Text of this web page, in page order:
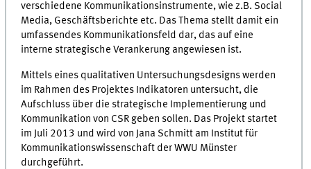
verschiedene Kommunikationsinstrumente, wie z.B. Social
Media, Geschäftsberichte etc. Das Thema stellt damit ein
umfassendes Kommunikationsfeld dar, das auf eine
interne strategische Verankerung angewiesen ist.
Mittels eines qualitativen Untersuchungsdesigns werden
im Rahmen des Projektes Indikatoren untersucht, die
Aufschluss über die strategische Implementierung und
Kommunikation von CSR geben sollen. Das Projekt startet
im Juli 2013 und wird von Jana Schmitt am Institut für
Kommunikationswissenschaft der WWU Münster
durchgeführt.